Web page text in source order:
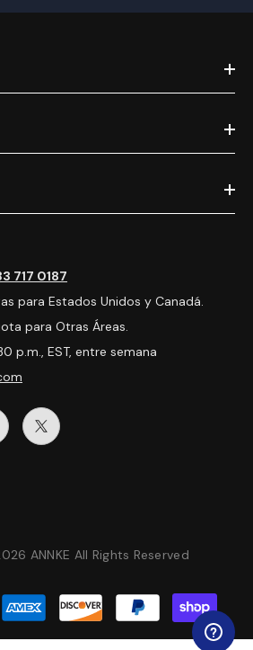
717 0187
para Estados Unidos y Canadá.
para Otras Áreas.
p.m., EST, entre semana
ANNKE All Rights Reserved
Métodos
de